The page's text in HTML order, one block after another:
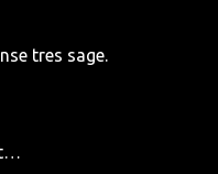
tres sage.